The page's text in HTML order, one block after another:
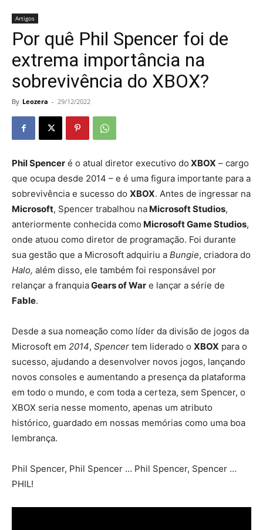
Artigos
Por quê Phil Spencer foi de
extrema importância na
sobrevivência do XBOX?
By Leozera - 29/12/2022
Phil Spencer é o atual diretor executivo do XBOX – cargo
que ocupa desde 2014 – e é uma figura importante para a
sobrevivência e sucesso do XBOX. Antes de ingressar na
Microsoft, Spencer trabalhou na Microsoft Studios,
anteriormente conhecida como Microsoft Game Studios,
onde atuou como diretor de programação. Foi durante
sua gestão que a Microsoft adquiriu a Bungie, criadora do
Halo, além disso, ele também foi responsável por
relançar a franquiaGears of War e lançar a série de
Fable.
Desde a sua nomeação como líder da divisão de jogos da
Microsoft em 2014, Spencer tem liderado o XBOX para o
sucesso, ajudando a desenvolver novos jogos, lançando
novos consoles e aumentando a presença da plataforma
em todo o mundo, e com toda a certeza, sem Spencer, o
XBOX seria nesse momento, apenas um atributo
histórico, guardado em nossas memórias como uma boa
lembrança.
Phil Spencer, Phil Spencer … Phil Spencer, Spencer …
PHIL!